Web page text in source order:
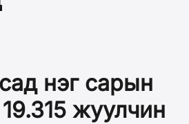
нэг сарын
жуулчин